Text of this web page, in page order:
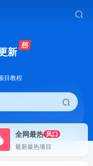
新
目教程
全网最热 风口
最新最热项目